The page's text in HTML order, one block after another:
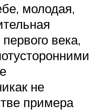
молодая,
века,
не
примера